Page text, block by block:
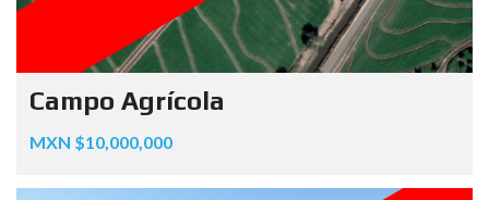
Campo Agrícola
MXN $10,000,000